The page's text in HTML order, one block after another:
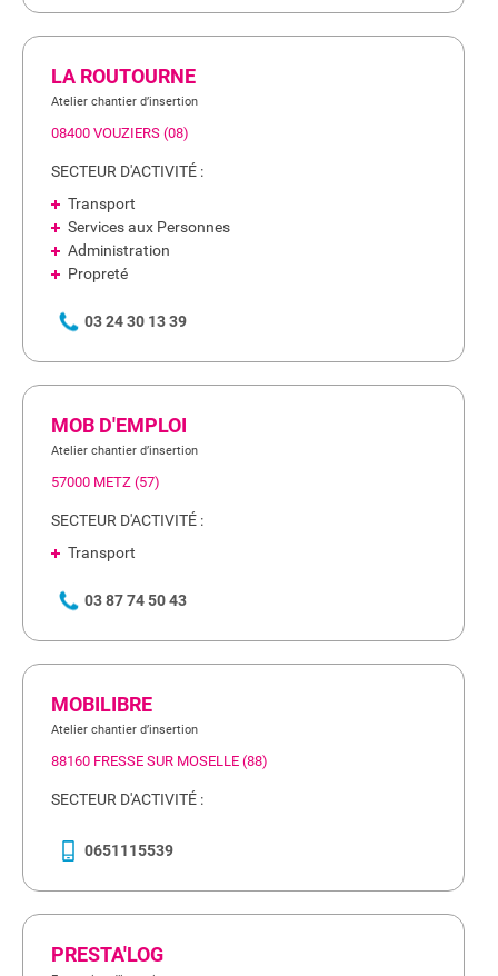
LA ROUTOURNE
Atelier chantier d’insertion
08400 VOUZIERS (08)
SECTEUR D'ACTIVITÉ :
Transport
Services aux Personnes
Administration
Propreté
03 24 30 13 39
MOB D'EMPLOI
Atelier chantier d’insertion
57000 METZ (57)
SECTEUR D'ACTIVITÉ :
Transport
03 87 74 50 43
MOBILIBRE
Atelier chantier d’insertion
88160 FRESSE SUR MOSELLE (88)
SECTEUR D'ACTIVITÉ :
0651115539
PRESTA'LOG